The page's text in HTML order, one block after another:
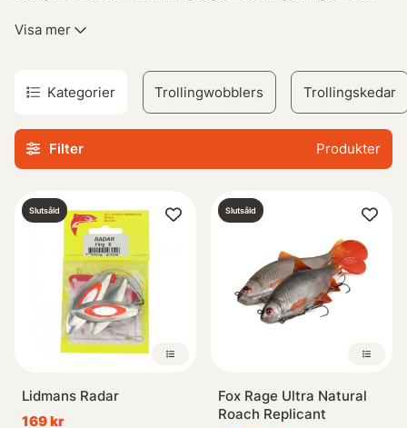
meritlistan. Utöver detta finns även flashers, lånegdrag,
betesfisket.
Vår samling av produkter passar perfekt för sportfiskaren
som vill ha det bästa inom sitt område. Med fokus på hög
kvalitet och effektivitet har vi noggrant valt ut de mest
framstående varianterna inom trollingbeten &
trollingskedar för att säkerställa en lyckad upplevelse
under din nästa fisketur.
Oavsett om du är nybörjare eller erfaren entusiast kommer
vårt sortiment att kunna möta dina behov när det gäller
sportfisketillbehör. Utforska vår kollektion idag och ta del
av den senaste tekniken inom trollingfiske!
Visa mer
Kategorier Trollingwobblers Trollingskedar
Filter Produkter
Slutsåld
Lidmans Radar
169 kr
Slutsåld
Fox Rage Ultra Natural
Roach Replicant